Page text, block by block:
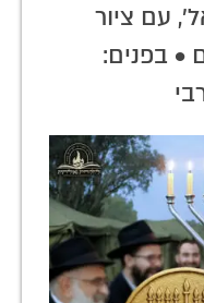
עם ציור
• בפנים: